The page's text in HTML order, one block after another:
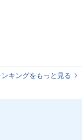
キングをもっと見る